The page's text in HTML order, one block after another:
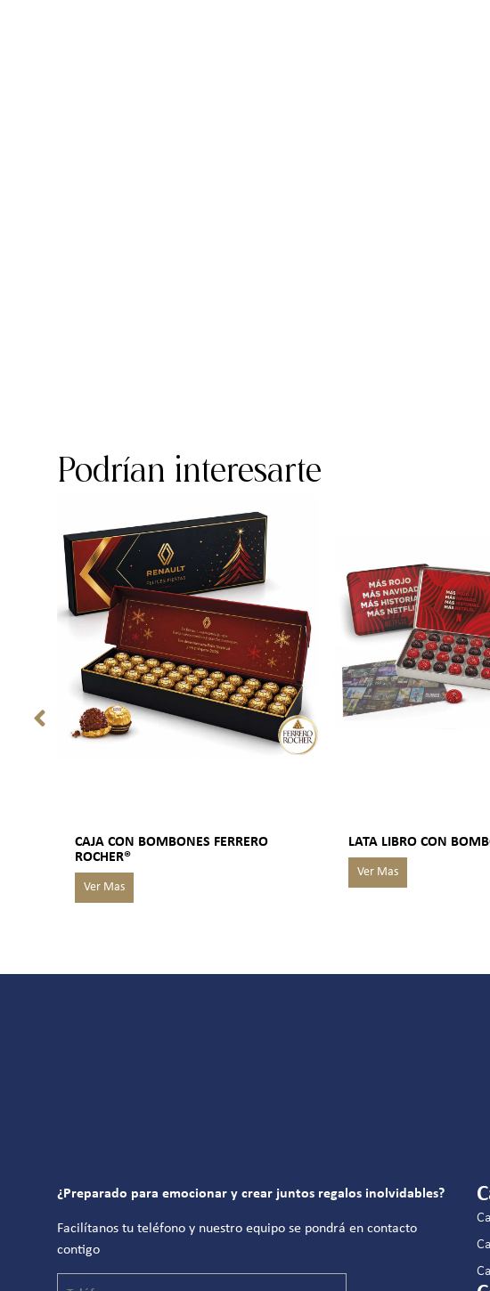
Podrían interesarte
CAJA CON BOMBONES FERRERO
ROCHER®
LATA LIBRO CON
¿Preparado para emocionar y crear juntos regalos inolvidables?
Facilítanos tu teléfono y nuestro equipo se pondrá en contacto
contigo